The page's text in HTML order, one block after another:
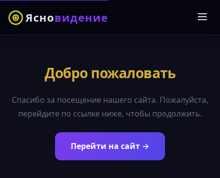
Ясновидение
Добро пожаловать
Спасибо за посещение нашего сайта. Пожалуйста,
перейдите по ссылке ниже, чтобы продолжить.
Перейти на сайт →